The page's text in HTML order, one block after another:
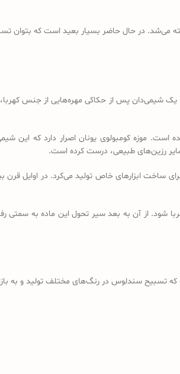
در حال حاضر بسیار بعید است که بتوان
و 19 میلادی برگردیم، جایی که یک شیمی‌دان پس از حکاکی
موزه کومبولوی یونان اصرار دارد که این
رزین‌های طبیعی، درست کرده است.
ابزارهای خاص تولید می‌کرد. در اوایل قرن
شود. از آن به بعد سیر تحول این ماده به
تسبیح سندلوس در رنگ‌های مختلف تولید و به